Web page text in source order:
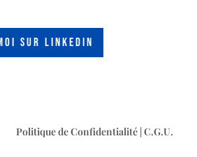
SUR LINKEDIN
Politique de Confidentialité |C.G.U.